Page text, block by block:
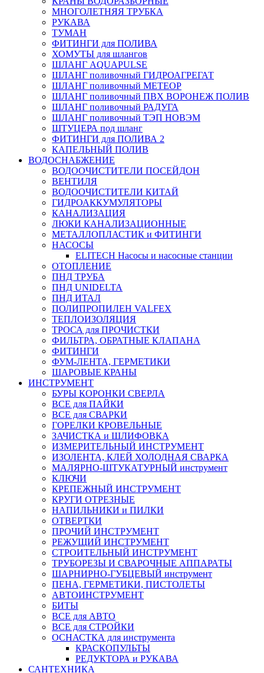
МНОГОЛЕТНЯЯ ТРУБКА
РУКАВА
ТУМАН
ФИТИНГИ для ПОЛИВА
ХОМУТЫ для шлангов
ШЛАНГ AQUAPULSE
ШЛАНГ поливочный ГИДРОАГРЕГАТ
ШЛАНГ поливочный МЕТЕОР
ШЛАНГ поливочный ПВХ ВОРОНЕЖ ПОЛИВ
ШЛАНГ поливочный РАДУГА
ШЛАНГ поливочный ТЭП НОВЭМ
ШТУЦЕРА под шланг
ФИТИНГИ для ПОЛИВА 2
КАПЕЛЬНЫЙ ПОЛИВ
ВОДОСНАБЖЕНИЕ
ВОДООЧИСТИТЕЛИ ПОСЕЙДОН
ВЕНТИЛЯ
ВОДООЧИСТИТЕЛИ КИТАЙ
ГИДРОАККУМУЛЯТОРЫ
КАНАЛИЗАЦИЯ
ЛЮКИ КАНАЛИЗАЦИОННЫЕ
МЕТАЛЛОПЛАСТИК и ФИТИНГИ
НАСОСЫ
ELITECH Насосы и насосные станции
ОТОПЛЕНИЕ
ПНД ТРУБА
ПНД UNIDELTA
ПНД ИТАЛ
ПОЛИПРОПИЛЕН VALFEX
ТЕПЛОИЗОЛЯЦИЯ
ТРОСА для ПРОЧИСТКИ
ФИЛЬТРА, ОБРАТНЫЕ КЛАПАНА
ФИТИНГИ
ФУМ-ЛЕНТА, ГЕРМЕТИКИ
ШАРОВЫЕ КРАНЫ
ИНСТРУМЕНТ
БУРЫ КОРОНКИ СВЕРЛА
ВСЕ для ПАЙКИ
ВСЕ для СВАРКИ
ГОРЕЛКИ КРОВЕЛЬНЫЕ
ЗАЧИСТКА и ШЛИФОВКА
ИЗМЕРИТЕЛЬНЫЙ ИНСТРУМЕНТ
ИЗОЛЕНТА, КЛЕЙ ХОЛОДНАЯ СВАРКА
МАЛЯРНО-ШТУКАТУРНЫЙ инструмент
КЛЮЧИ
КРЕПЕЖНЫЙ ИНСТРУМЕНТ
КРУГИ ОТРЕЗНЫЕ
НАПИЛЬНИКИ и ПИЛКИ
ОТВЕРТКИ
ПРОЧИЙ ИНСТРУМЕНТ
РЕЖУЩИЙ ИНСТРУМЕНТ
СТРОИТЕЛЬНЫЙ ИНСТРУМЕНТ
ТРУБОРЕЗЫ И СВАРОЧНЫЕ АППАРАТЫ
ШАРНИРНО-ГУБЦЕВЫЙ инструмент
ПЕНА, ГЕРМЕТИКИ, ПИСТОЛЕТЫ
АВТОИНСТРУМЕНТ
БИТЫ
ВСЕ для АВТО
ВСЕ для СТРОЙКИ
ОСНАСТКА для инструмента
КРАСКОПУЛЬТЫ
РЕДУКТОРА и РУКАВА
САНТЕХНИКА